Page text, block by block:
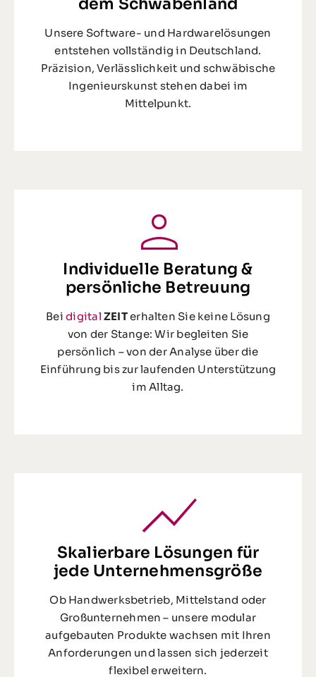
dem Schwabenland
Unsere Software- und Hardwarelösungen
entstehen vollständig in Deutschland.
Präzision, Verlässlichkeit und schwäbische
Ingenieurskunst stehen dabei im
Mittelpunkt.
Individuelle Beratung &
persönliche Betreuung
Beidigital ZEITerhalten Sie keine Lösung
von der Stange: Wir begleiten Sie
persönlich – von der Analyse über die
Einführung bis zur laufenden Unterstützung
im Alltag.
Skalierbare Lösungen für
jede Unternehmensgröße
Ob Handwerksbetrieb, Mittelstand oder
Großunternehmen – unsere modular
aufgebauten Produkte wachsen mit Ihren
Anforderungen und lassen sich jederzeit
flexibel erweitern.